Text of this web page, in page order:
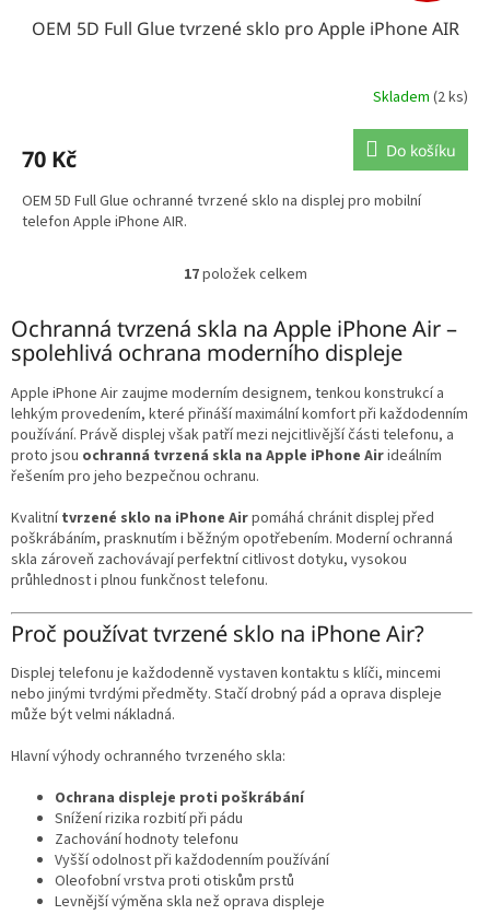
OEM 5D Full Glue tvrzené sklo pro Apple iPhone AIR
Skladem (2 ks)
70 Kč Do košíku
OEM 5D Full Glue ochranné tvrzené sklo na displej pro mobilní
telefon Apple iPhone AIR.
O
l
á
d
a
c
í
p
r
k
y
v
ý
i
s
17položek celkem
Ochranná tvrzená skla na Apple iPhone Air –
spolehlivá ochrana moderního displeje
Apple iPhone Air zaujme moderním designem, tenkou konstrukcí a
lehkým provedením, které přináší maximální komfort při každodenním
používání. Právě displej však patří mezi nejcitlivější části telefonu, a
proto jsou ochranná tvrzená skla na Apple iPhone Airideálním
řešením pro jeho bezpečnou ochranu.
Kvalitnítvrzené sklo na iPhone Airpomáhá chránit displej před
poškrábáním, prasknutím i běžným opotřebením. Moderní ochranná
skla zároveň zachovávají perfektní citlivost dotyku, vysokou
průhlednost i plnou funkčnost telefonu.
Proč používat tvrzené sklo na iPhone Air?
Displej telefonu je každodenně vystaven kontaktu s klíči, mincemi
nebo jinými tvrdými předměty. Stačí drobný pád a oprava displeje
může být velmi nákladná.
Hlavní výhody ochranného tvrzeného skla:
Ochrana displeje proti poškrábání
Snížení rizika rozbití při pádu
Zachování hodnoty telefonu
Vyšší odolnost při každodenním používání
Oleofobní vrstva proti otiskům prstů
Levnější výměna skla než oprava displeje